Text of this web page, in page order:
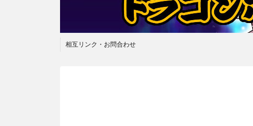
相互リンク・お問合わせ